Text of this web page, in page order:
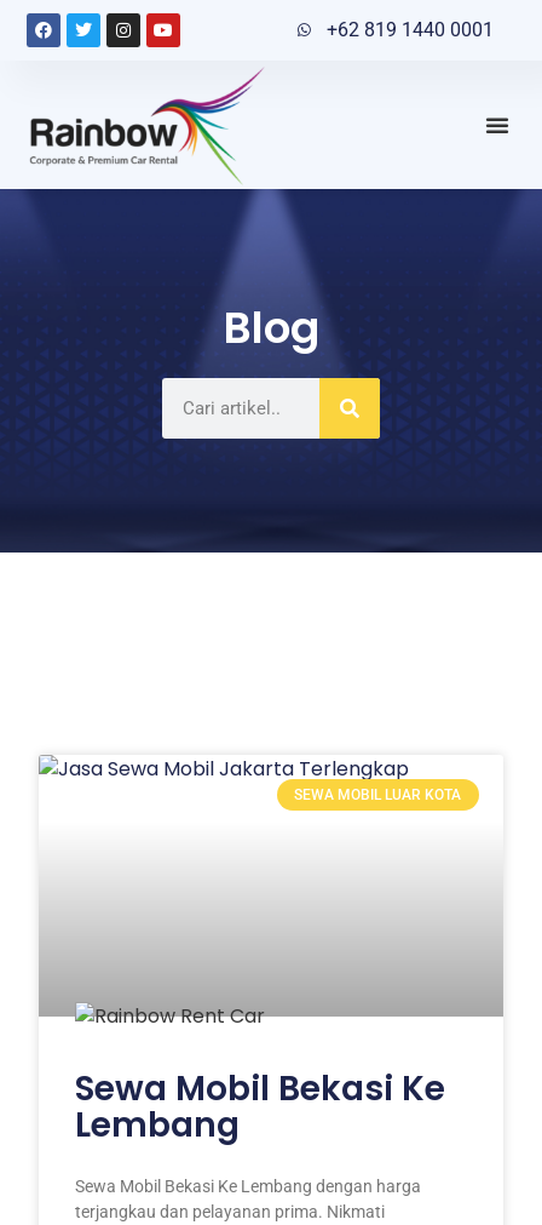
+62 819 1440 0001
Blog
SEWA MOBIL LUAR KOTA
Sewa Mobil Bekasi Ke
Lembang
Sewa Mobil Bekasi Ke Lembang dengan harga
terjangkau dan pelayanan prima. Nikmati